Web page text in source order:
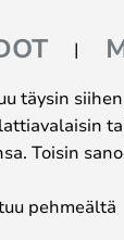
täysin
Toisin
pehmeältä